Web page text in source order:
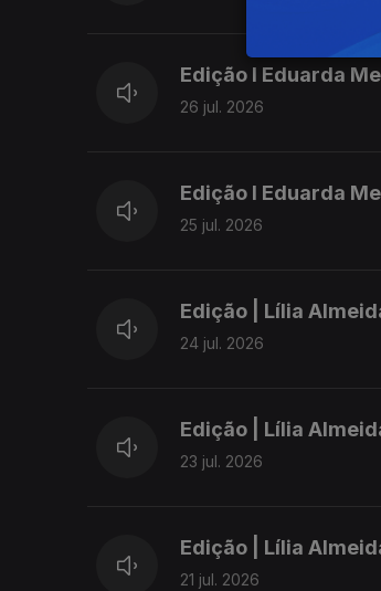
Edição I Eduarda
26 jul. 2026
Edição I Eduarda
25 jul. 2026
Edição | Lília
24 jul. 2026
Edição | Lília
23 jul. 2026
Edição | Lília
21 jul. 2026